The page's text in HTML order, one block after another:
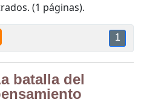
(1 páginas).
1
batalla del